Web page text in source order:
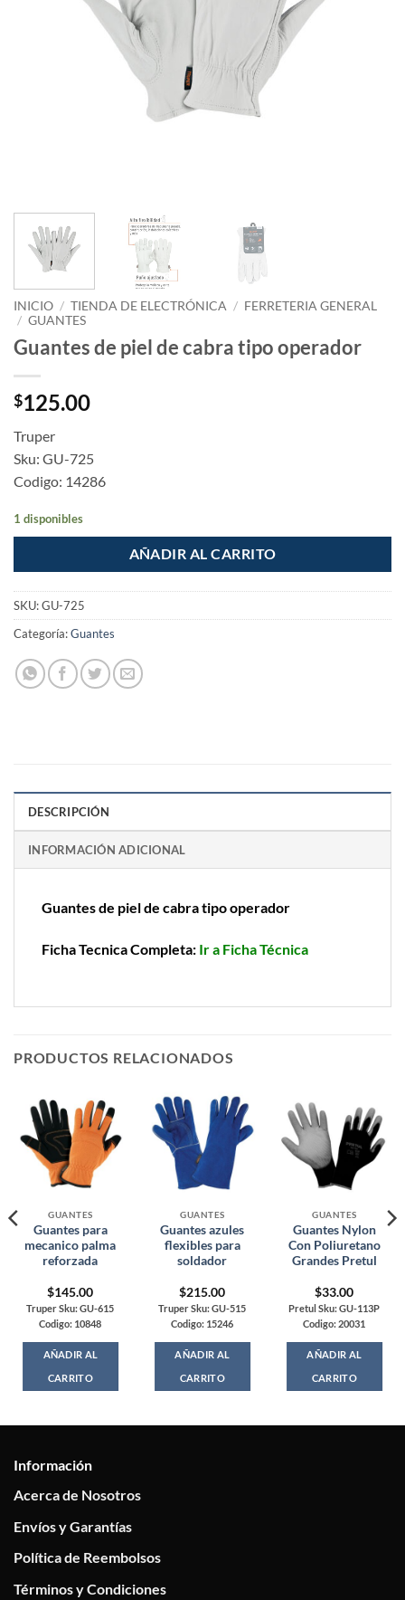
INICIO / TIENDA DE ELECTRÓNICA / FERRETERIA GENERAL
/ GUANTES
Guantes de piel de cabra tipo operador
$125.00
Truper
Sku: GU-725
Codigo: 14286
1 disponibles
AÑADIR AL CARRITO
SKU:GU-725
Categoría:Guantes
DESCRIPCIÓN
INFORMACIÓN ADICIONAL
Guantes de piel de cabra tipo operador
Ficha Tecnica Completa: Ir a Ficha Técnica
PRODUCTOS RELACIONADOS
GUANTES
Guantes para
mecanico palma
reforzada
$145.00
Truper Sku: GU-615
Codigo: 10848
AÑADIR AL
CARRITO
GUANTES
Guantes azules
flexibles para
soldador
$215.00
Truper Sku: GU-515
Codigo: 15246
AÑADIR AL
CARRITO
GUANTES
Guantes Nylon
Con Poliuretano
Grandes Pretul
$33.00
Pretul Sku: GU-113P
Codigo: 20031
AÑADIR AL
CARRITO
Información
Acerca de Nosotros
Envíos y Garantías
Política de Reembolsos
Términos y Condiciones